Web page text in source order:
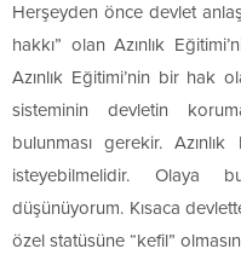
Herşeyden önce devlet
hakkı” olan Azınlık
Azınlık Eğitimi’nin bir hak
sisteminin devletin
bulunması gerekir.
isteyebilmelidir. Olaya
düşünüyorum. Kısaca
özel statüsüne “kefil”